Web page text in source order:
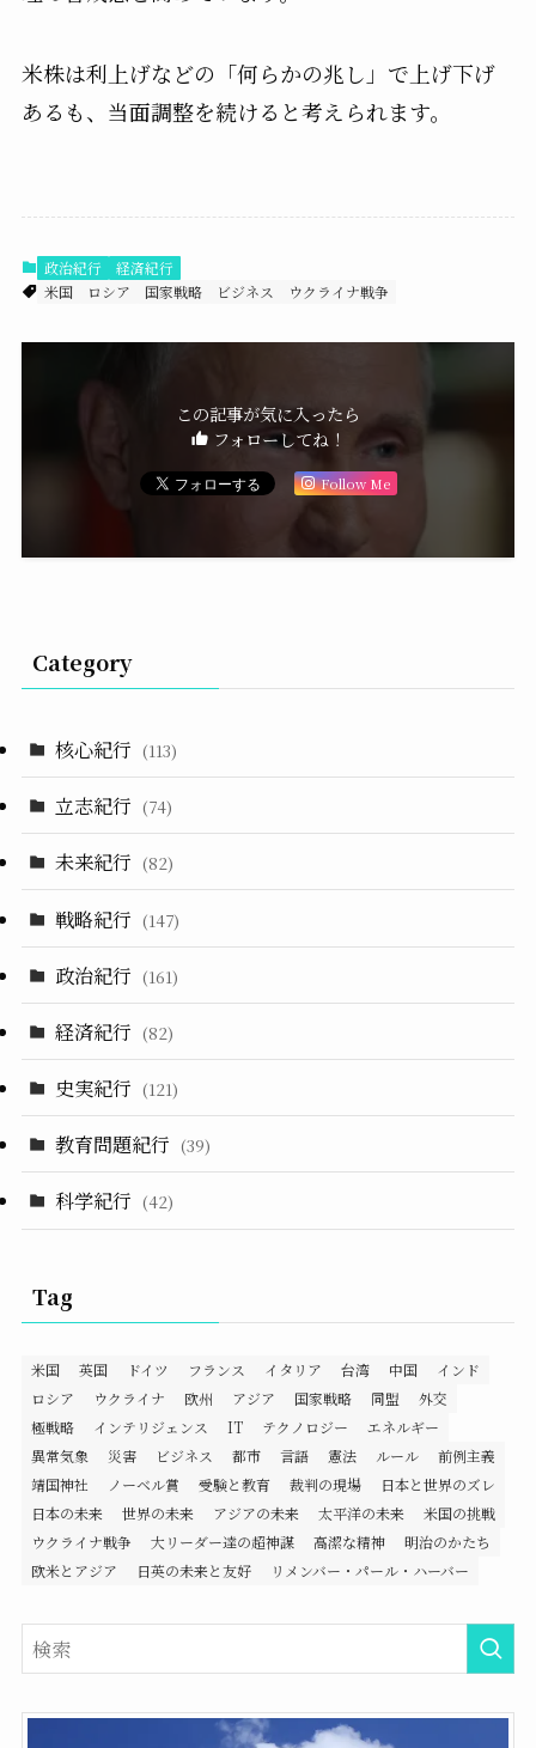
米株は利上げなどの「何らかの兆し」で上げ下げ
あるも、当面調整を続けると考えられます。
政治紀行
経済紀行
米国
ロシア 国家戦略 ビジネス ウクライナ戦争
この記事が気に入ったら
フォローしてね！
Follow Me
Category
核心紀行 (113)
立志紀行 (74)
未来紀行 (82)
戦略紀行 (147)
政治紀行 (161)
経済紀行 (82)
史実紀行 (121)
教育問題紀行 (39)
科学紀行 (42)
Tag
米国 英国 ドイツ フランス イタリア 台湾 中国
インド
ロシア
ウクライナ 欧州 アジア 国家戦略 同盟
外交
極戦略
インテリジェンス IT テクノロジー
エネルギー
異常気象
災害 ビジネス 都市 言語 憲法 ルール
前例主義
靖国神社
ノーベル賞 受験と教育 裁判の現場
日本と世界のズレ
日本の未来
世界の未来 アジアの未来 太平洋の未来
米国の挑戦
ウクライナ戦争
大リーダー達の超神謀 高潔な精神
明治のかたち
欧米とアジア
日英の未来と友好 リメンバー・パール・ハーバー